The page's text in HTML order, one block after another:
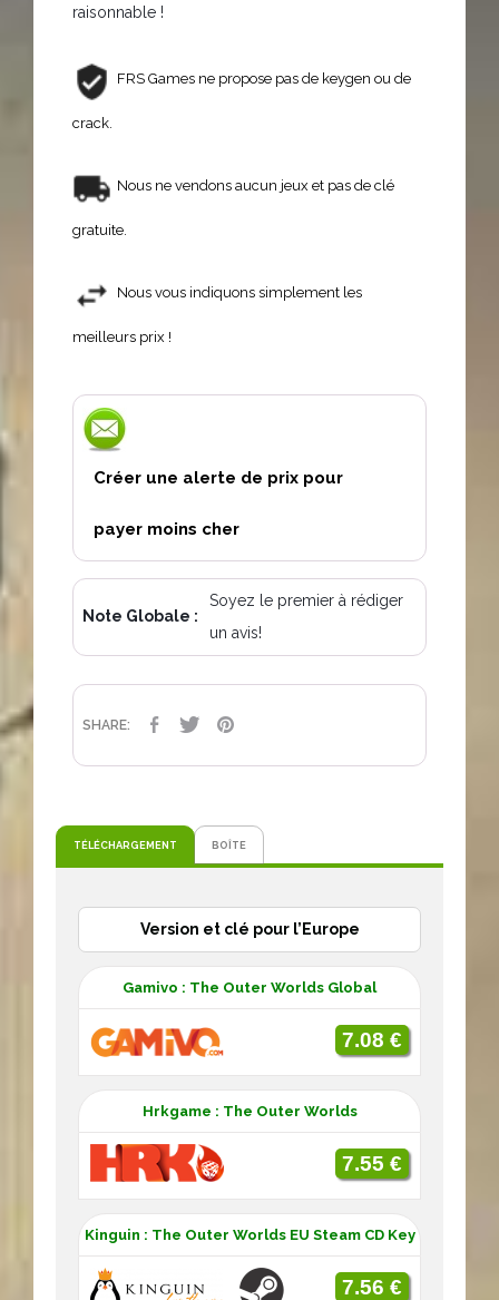
raisonnable !
FRS Games ne propose pas de keygen ou de
crack.
Nous ne vendons aucun jeux et pas de clé
gratuite.
Nous vous indiquons simplement les
meilleurs prix !
Créer une alerte de prix pour
payer moins cher
Note Globale :
Soyez le premier à rédiger
un avis!
SHARE: PARTAGER
TWEET
TÉLÉCHARGEMENT BOÎTE
Version et clé pour l’Europe
Gamivo : The Outer Worlds Global
7.08 €
Hrkgame : The Outer Worlds
7.55 €
Kinguin : The Outer Worlds EU Steam CD Key
7.56 €